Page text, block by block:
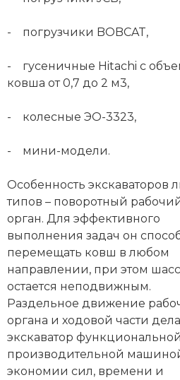
- погрузчики BOBCAT,
- гусеничные Hitachi с
ковша от 0,7 до 2 м3,
- колесные ЭО-3323,
- мини-модели.
Особенность экскаваторов
типов – поворотный
орган. Для эффективного
выполнения задач он
перемещать ковш в любом
направлении, при этом
остается неподвижным.
Раздельное движение
органа и ходовой части
экскаватор функциональной
производительной
экономии сил, времени и